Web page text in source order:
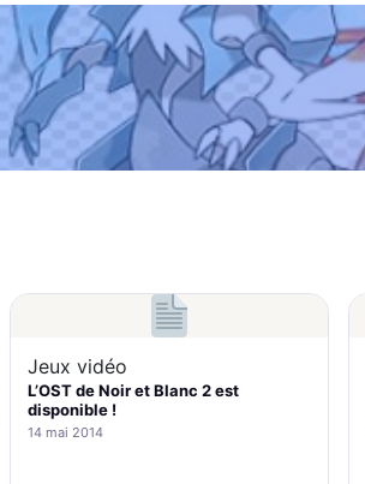
Jeux vidéo
L’OST de Noir et Blanc 2 est
disponible !
14 mai 2014